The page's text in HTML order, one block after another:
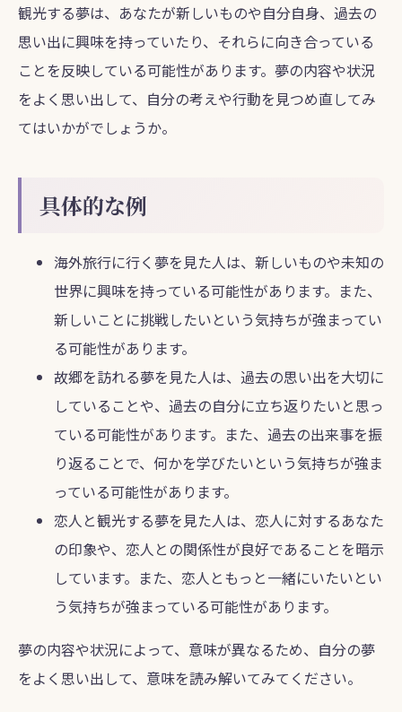
観光する夢は、あなたが新しいものや自分自身、過去の
思い出に興味を持っていたり、それらに向き合っている
ことを反映している可能性があります。夢の内容や状況
をよく思い出して、自分の考えや行動を見つめ直してみ
てはいかがでしょうか。
具体的な例
海外旅行に行く夢を見た人は、新しいものや未知の
世界に興味を持っている可能性があります。また、
新しいことに挑戦したいという気持ちが強まってい
る可能性があります。
故郷を訪れる夢を見た人は、過去の思い出を大切に
していることや、過去の自分に立ち返りたいと思っ
ている可能性があります。また、過去の出来事を振
り返ることで、何かを学びたいという気持ちが強ま
っている可能性があります。
恋人と観光する夢を見た人は、恋人に対するあなた
の印象や、恋人との関係性が良好であることを暗示
しています。また、恋人ともっと一緒にいたいとい
う気持ちが強まっている可能性があります。
夢の内容や状況によって、意味が異なるため、自分の夢
をよく思い出して、意味を読み解いてみてください。